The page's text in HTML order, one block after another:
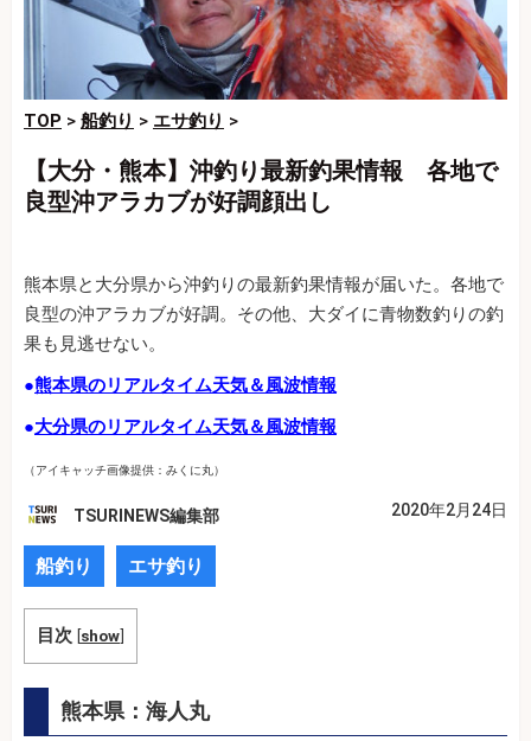
TOP > 船釣り > エサ釣り >
【大分・熊本】沖釣り最新釣果情報 各地で
良型沖アラカブが好調顔出し
熊本県と大分県から沖釣りの最新釣果情報が届いた。各地で
良型の沖アラカブが好調。その他、大ダイに青物数釣りの釣
果も見逃せない。
●熊本県のリアルタイム天気＆風波情報
●大分県のリアルタイム天気＆風波情報
（アイキャッチ画像提供：みくに丸）
TSURINEWS編集部 2020年2月24日
船釣り エサ釣り
目次 [show]
熊本県：海人丸